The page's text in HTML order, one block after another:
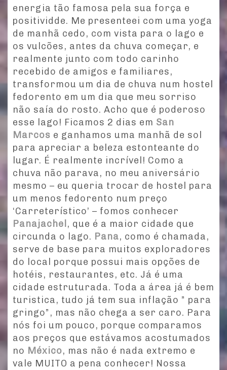
energia tão famosa pela sua força e
positividde. Me presenteei com uma yoga
de manhã cedo, com vista para o lago e
os vulcões, antes da chuva começar, e
realmente junto com todo carinho
recebido de amigos e familiares,
transformou um dia de chuva num hostel
fedorento em um dia que meu sorriso
não saía do rosto. Acho que é poderoso
esse lago! Ficamos 2 dias em San
Marcos e ganhamos uma manhã de sol
para apreciar a beleza estonteante do
lugar. É realmente incrível! Como a
chuva não parava, no meu aniversário
mesmo – eu queria trocar de hostel para
um menos fedorento num preço
‘Carreterístico’ – fomos conhecer
Panajachel , que é a maior cidade que
circunda o lago. Pana, como é chamada,
serve de base para muitos exploradores
do local porque possui mais opções de
hotéis, restaurantes, etc. Já é uma
cidade estruturada. Toda a área já é bem
turistica, tudo já tem sua inflação ” para
gringo”, mas não chega a ser caro. Para
nós foi um pouco, porque comparamos
aos preços que estávamos acostumados
no México, mas não é nada extremo e
vale MUITO a pena conhecer! Nossa